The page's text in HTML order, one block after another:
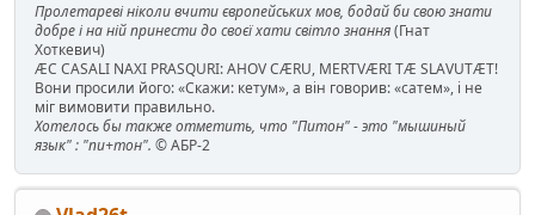
Пролетареві ніколи вчити європейських мов, бодай би свою знати
добре і на ній принести до своєї хати світло знання(Гнат
Хоткевич)
ÆC CASALI NAXI PRASQURI: AHOV CÆRU, MERTVÆRI TÆ SLAVUTÆT!
Вони просили його: «Скажи: кетум», а він говорив: «сатем», і не
міг вимовити правильно.
Хотелось бы также отметить, что "Питон" - это "мышиный
язык" : "пи+тон". © АБР-2